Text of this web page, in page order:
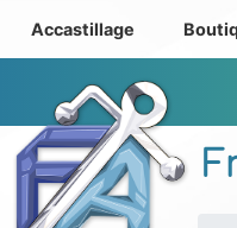
Accastillage